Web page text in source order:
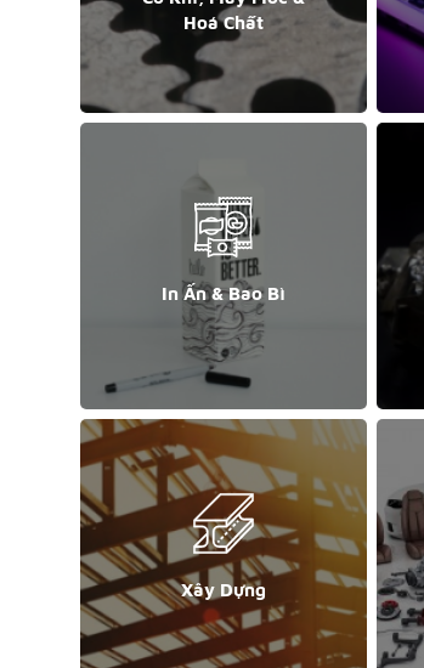
Hoá Chất
In Ấn & Bao Bì
Xây Dựng